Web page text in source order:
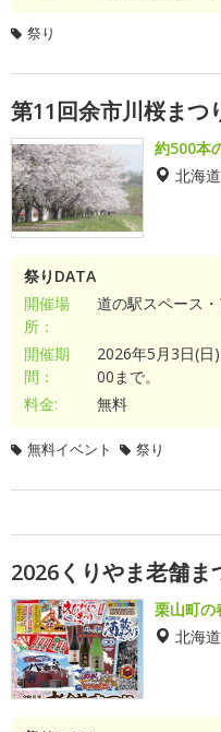
祭り
第11回余市川桜まつ
約500本
北海
祭りDATA
開催場
所：
道の駅スペース
開催期
間：
2026年5月3日(日
00まで。
料金:
無料
無料イベント 祭り
2026くりやま老舗ま
栗山町の
北海